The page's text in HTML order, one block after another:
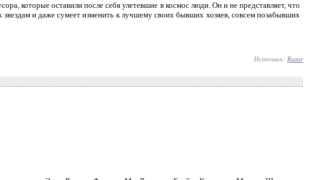
которые оставили после себя улетевшие в космос люди. Он и не представляет, что
и даже сумеет изменить к лучшему своих бывших хозяев, совсем позабывших
Источник: Rutor